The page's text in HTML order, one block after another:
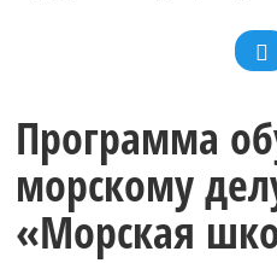
Программа
морскому
«Морская